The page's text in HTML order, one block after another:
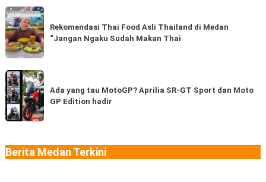
dari
Thailand,
kamu
sudah
coba
berapa
jenis?
Rekomendasi
Thai
Food
Asli
Thailand
di
Medan
“Jangan
Sudah
Makan
Rekomendasi Thai Food Asli Thailand di Medan
“Jangan Ngaku Sudah Makan Thai
Ada
yang
tau
MotoGP?
SR-
GT
Ada yang tau MotoGP? Aprilia SR-GT Sport dan Moto
GP Edition hadir
Berita Medan Terkini